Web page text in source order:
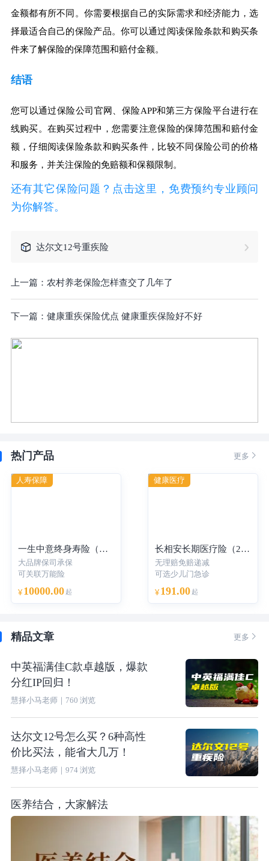
金额都有所不同。你需要根据自己的实际需求和经济能力，选
择最适合自己的保险产品。你可以通过阅读保险条款和购买条
件来了解保险的保障范围和赔付金额。
结语
您可以通过保险公司官网、保险APP和第三方保险平台进行在
线购买。在购买过程中，您需要注意保险的保障范围和赔付金
额，仔细阅读保险条款和购买条件，比较不同保险公司的价格
和服务，并关注保险的免赔额和保额限制。
还有其它保险问题？点击这里，免费预约专业顾问
为你解答。
达尔文12号重疾险
上一篇： 农村养老保险怎样查交了几年了
下一篇： 健康重疾保险优点 健康重疾保险好不好
热门产品 更多 
一生中意终身寿险（分红型）-年交
大品牌保司承保
可关联万能险
¥ 10000.00 起
人寿保障
长相安长期医疗险（20年保证续保）—个人版
无理赔免赔递减
可选少儿门急诊
¥ 191.00 起
健康医疗
精品文章 更多 
中英福满佳C款卓越版，爆款
分红IP回归！
慧择小马老师｜ 760 浏览
达尔文12号怎么买？6种高性
价比买法，能省大几万！
慧择小马老师｜ 974浏览
医养结合，大家解法